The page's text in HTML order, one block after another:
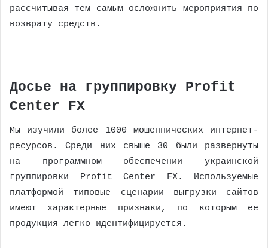
рассчитывая тем самым осложнить мероприятия по
возврату средств.
Досье на группировку Profit
Center FX
Мы изучили более 1000 мошеннических интернет-
ресурсов. Среди них свыше 30 были развернуты
на программном обеспечении украинской
группировки Profit Center FX. Используемые
платформой типовые сценарии выгрузки сайтов
имеют характерные признаки, по которым ее
продукция легко идентифицируется.